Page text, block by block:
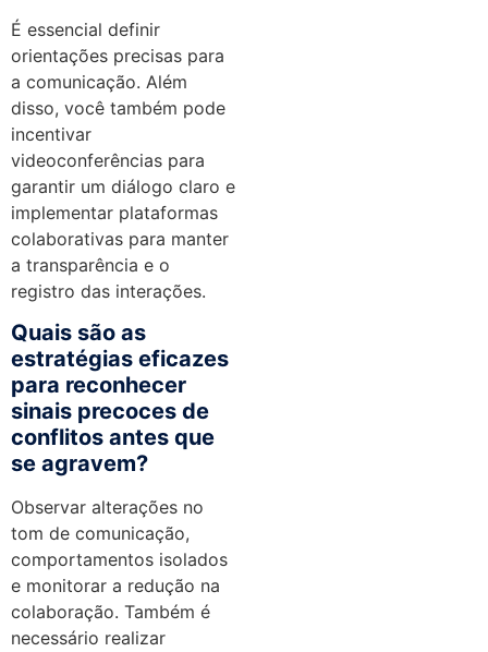
É essencial definir
orientações precisas para
a comunicação. Além
disso, você também pode
incentivar
videoconferências para
garantir um diálogo claro e
implementar plataformas
colaborativas para manter
a transparência e o
registro das interações.
Quais são as
estratégias eficazes
para reconhecer
sinais precoces de
conflitos antes que
se agravem?
Observar alterações no
tom de comunicação,
comportamentos isolados
e monitorar a redução na
colaboração. Também é
necessário realizar